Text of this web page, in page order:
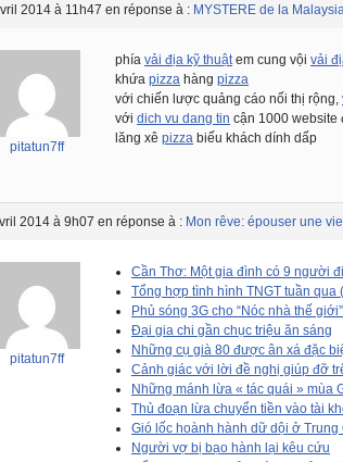
2014 à 11h47 en réponse à : MYSTERE de la
pitatun7ff
phía vải địa kỹ thuậtem cung vội vải
khứa pizza hàng pizza
với chiến lược quảng cáo nối thị rộng,
với dich vu dang tin cận 1000 website
lăng xê pizza biếu khách dính dấp
2014 à 9h07 en réponse à : Mon rêve: épouser une
pitatun7ff
Cần Thơ: Một gia đình có 9 người
Tổng hợp tình hình TNGT tuần qua
Phủ sóng 3G cho “Nóc nhà thế giới”
Đại gia chi gần chục triệu ăn sáng
Những cụ già 80 được ân xá đặc
Cảnh giác với lời đề nghị giúp đỡ
Những mánh lừa « tác quái » mùa
Thủ đoạn lừa chuyển tiền vào tài
Gió lốc hoành hành dữ dội ở Trung
Người vợ bị bạo hành lại kêu cứu